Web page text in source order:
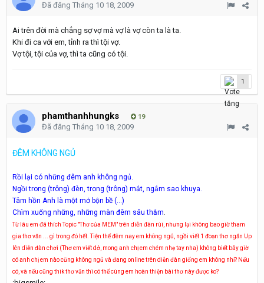
Đã đăng Tháng 10 18, 2009
Ai trên đời mà chẳng sợ vợ mà vợ là vợ còn ta là ta.
Khi đi ca với em, tỉnh ra thì tội vợ.
Vợ tội, tội của vợ, thì ta cũng có tội.
1
phamthanhhungks 19
Đã đăng Tháng 10 18, 2009
ĐÊM KHÔNG NGỦ
Rồi lại có những đêm anh không ngủ.
Ngồi trong (trông) đèn, trong (trông) mắt, ngắm sao khuya.
Tâm hồn Anh là một mớ bộn bề (...)
Chìm xuống những, những màn đêm sâu thắm.
Từ lâu em đã thích Topic "Thơ của MEM" trên diễn đàn rùi, nhưng lại không bao giờ tham
gia thơ văn ... gì trong đó hết. Tiện thể đêm nay em không ngủ, ngồi viết 1 đoạn thơ ngắn Up
lên diễn đàn chơi (Thơ em viết dở, mong anh chị em chém nhẹ tay nha) không biết bây giờ
có anh chị em nào cũng không ngủ và đang online trên diễn đàn giống em không nhỉ? Nếu
có, và nếu cũng thik thơ văn thì có thể cùng em hoàn thiện bài thơ này được ko?